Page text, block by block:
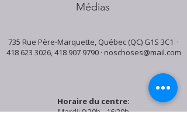
Médias
735 Rue Père-Marquette, Québec (QC) G1S 3C1 ·
418 623 3026,418 907 9790· noschoses@mail.com
Horaire du centre:
Mardi: 9:30h - 16:30h